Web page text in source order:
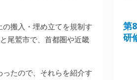
搬入・埋め立てを規制す
尾鷲市で、首都圏や近畿
たので、それらを紹介す
第
研